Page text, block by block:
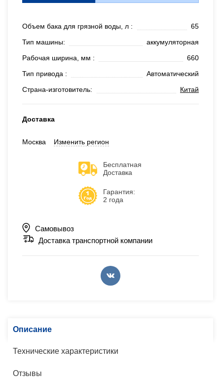
Объем бака для грязной воды, л :
65
Тип машины:
аккумуляторная
Рабочая ширина, мм :
660
Тип привода :
Автоматический
Страна-изготовитель:
Китай
Доставка
Москва Изменить регион
Бесплатная
Доставка
Гарантия:
2 года
Самовывоз
Доставка транспортной компании
Описание
Технические характеристики
Отзывы